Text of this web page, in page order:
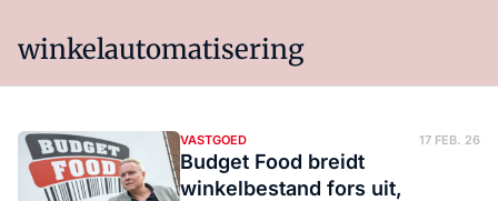
winkelautomatisering
VASTGOED 17 FEB. 26
Budget Food breidt
winkelbestand fors uit,